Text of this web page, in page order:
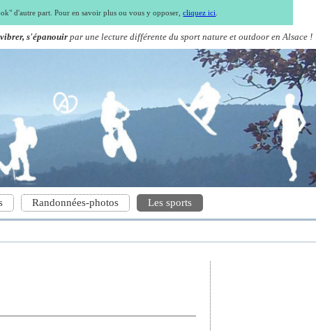
d'autre part. Pour en savoir plus ou vous y opposer,cliquez ici
s'épanouirpar une lecture différente du sport nature et outdoor en Alsace !
Randonnées-photos Les sports